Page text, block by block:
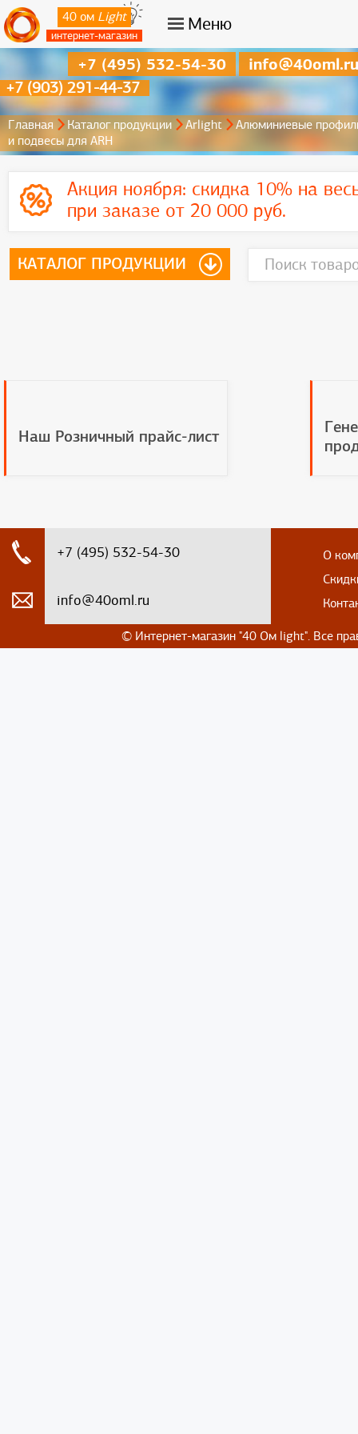
40 ом Light
интернет-магазин
Меню
+7 (903) 291-44-37
+7 (495) 532-54-30 info@40oml.ru
Главная Каталог продукции Arlight
Алюминиевые
и подвесы для ARH
Акция ноября: скидка 10% на
при заказе от 20 000 руб.
КАТАЛОГ ПРОДУКЦИИ
Наш Розничный прайс-лист
+7 (495) 532-54-30
info@40oml.ru
О
© Интернет-магазин "40 Ом light". Все